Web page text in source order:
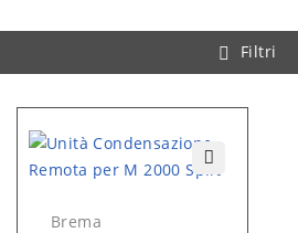
Filtri
Brema